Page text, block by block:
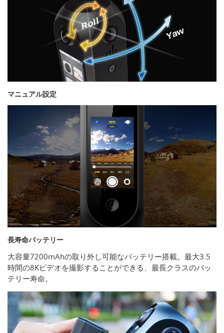
マニュアル設定
長寿命バッテリー
大容量7200mAhの取り外し可能なバッテリー搭載。最大3.5
時間の8Kビデオを撮影することができる、最長クラスのバッ
テリー寿命。